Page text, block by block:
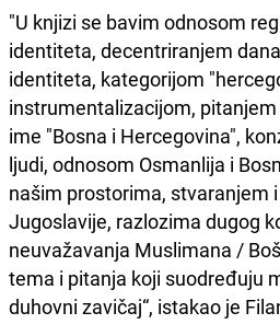
"U knjizi se bavim odnosom
identiteta, decentriranjem
identiteta, kategorijom
instrumentalizacijom,
ime "Bosna i Hercegovina",
ljudi, odnosom Osmanlija i
našim prostorima, stvaranjem
Jugoslavije, razlozima dugog
neuvažavanja Muslimana /
tema i pitanja koji suodređuju
duhovni zavičaj“, istakao je